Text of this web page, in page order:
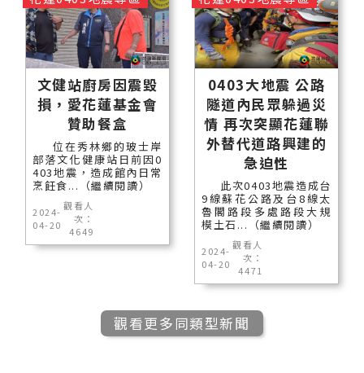
文健站廚房因震毀
損，愛花蓮基金會
贊助餐盒
位在秀林鄉的玻士岸
部落文化健康站日前因0
403地震，造成館內日常
烹飪食...（繼續閱讀）
2024-
04-20
觀看人
次：
4649
0403大地震 公路
隧道內民眾躲過災
情 再次突顯花蓮聯
外替代道路興建的
急迫性
此次0403地震造成台
9線蘇花公路及台8線太
魯閣路段多處路段大規
模土石...（繼續閱讀）
2024-
04-20
觀看人
次：
4471
觀看更多同類型新聞